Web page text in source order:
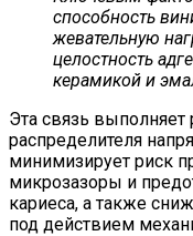
способность
жевательную
целостность
керамикой и
Эта связь выполняет
распределителя
минимизирует риск
микрозазоры и
кариеса, а также
под действием